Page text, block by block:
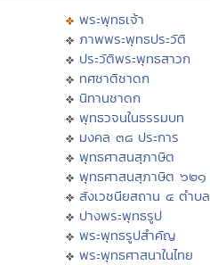
พระพุทธเจ้า
ภาพพระพุทธประวัติ
ประวัติพระพุทธสาวก
ทศชาติชาดก
นิทานชาดก
พุทธวจนในธรรมบท
มงคล ๓๘ ประการ
พุทธศาสนสุภาษิต
พุทธศาสนสุภาษิต ๖๒๑
สังเวชนียสถาน ๔ ตำบล
ปางพระพุทธรูป
พระพุทธรูปสำคัญ
พระพุทธศาสนาในไทย